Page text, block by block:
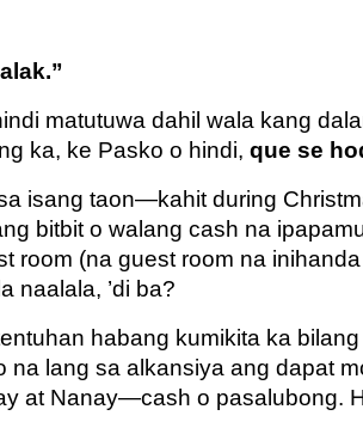
matutuwa dahil wala kang
ka, ke Pasko o hindi, que se
isang taon—kahit during
bitbit o walang cash na
room (na guest room na
naalala, ’di ba?
habang kumikita ka
lang sa alkansiya ang dapat
at Nanay—cash o pasalubong.